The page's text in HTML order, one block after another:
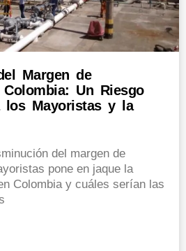
Margen de
Un Riesgo
los Mayoristas y la
del margen de
pone en jaque la
Colombia y cuáles serían las